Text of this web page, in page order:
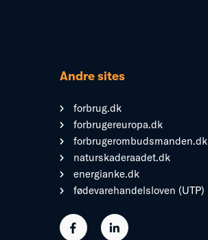
Andre sites
forbrug.dk
forbrugereuropa.dk
forbrugerombudsmanden.dk
naturskaderaadet.dk
energianke.dk
fødevarehandelsloven (UTP)